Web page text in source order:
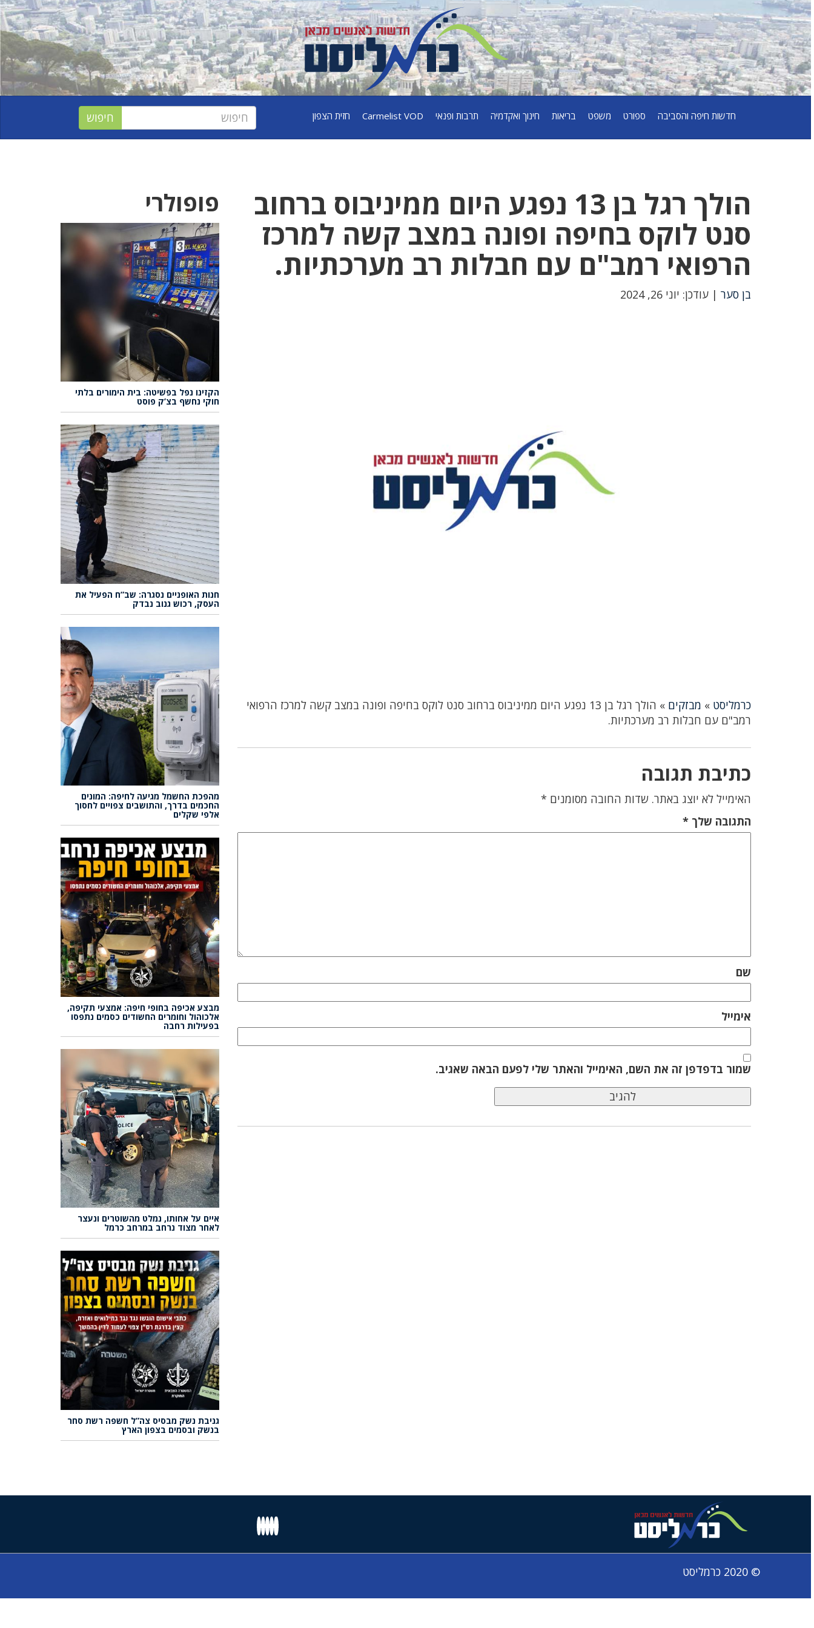
חדשות חיפה והסביבה ספורט משפט בריאות חינוך ואקדמיה תרבות ופנאי Carmelist VOD חזית הצפון
הולך רגל בן 13 נפגע היום ממיניבוס ברחוב
סנט לוקס בחיפה ופונה במצב קשה למרכז
הרפואי רמב"ם עם חבלות רב מערכתיות.
בן סער | עודכן: יוני 26, 2024
כרמליסט » מבזקים »
הולך רגל בן 13 נפגע היום ממיניבוס ברחוב סנט לוקס בחיפה ופונה במצב קשה למרכז הרפואי
רמב"ם עם חבלות רב מערכתיות.
כתיבת תגובה
האימייל לא יוצג באתר. שדות החובה מסומנים *
התגובה שלך*
שם
אימייל
שמור בדפדפן זה את השם, האימייל והאתר שלי לפעם הבאה שאגיב.
פופולרי
הקזינו נפל בפשיטה: בית הימורים בלתי
חוקי נחשף בצ’ק פוסט
חנות האופניים נסגרה: שב”ח הפעיל את
העסק, רכוש גנוב נבדק
מהפכת החשמל מגיעה לחיפה: המונים
החכמים בדרך, והתושבים צפויים לחסוך
אלפי שקלים
מבצע אכיפה בחופי חיפה: אמצעי תקיפה,
אלכוהול וחומרים החשודים כסמים נתפסו
בפעילות רחבה
איים על אחותו, נמלט מהשוטרים ונעצר
לאחר מצוד נרחב במרחב כרמל
גניבת נשק מבסיס צה”ל חשפה רשת סחר
בנשק ובסמים בצפון הארץ
© 2020 כרמליסט